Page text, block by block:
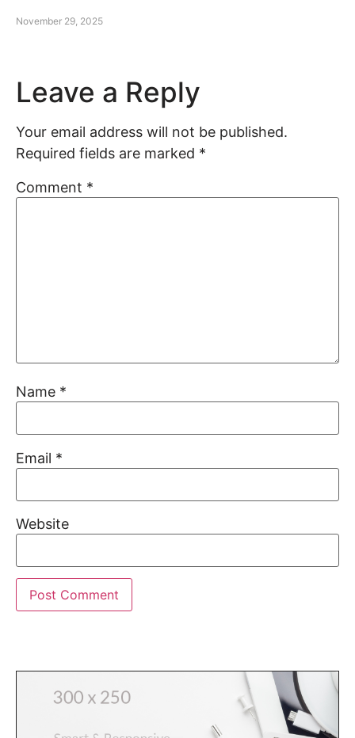
November 29, 2025
Leave a Reply
Your email address will not be published.
Required fields are marked *
Comment *
Name *
Email *
Website